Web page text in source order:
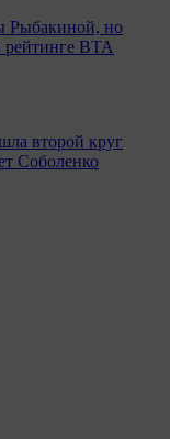
Рыбакиной, но
рейтинге ВТА
второй круг
Соболенко